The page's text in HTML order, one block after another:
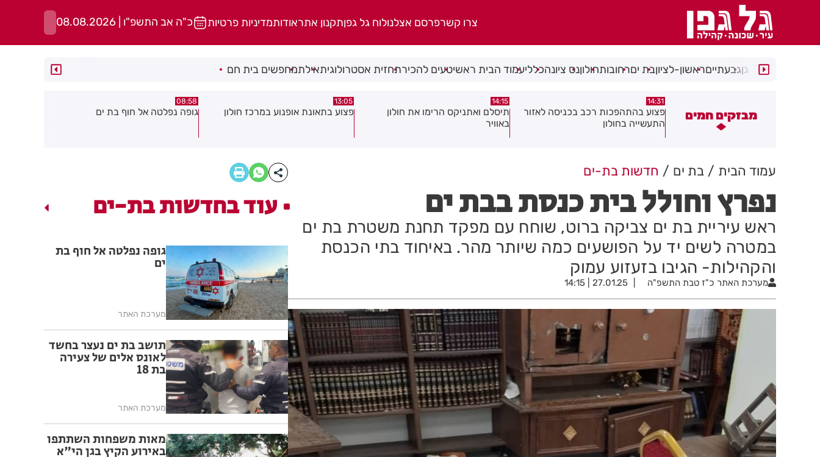
צרו קשרפרסם אצלנולוח גל גפןתקנון אתראודותמדיניות פרטיות כ"ה אב התשפ"ו | 08.08.2026
רמת גןגבעתייםראשון-לציוןבת יםרחובותחולוןנס ציונהכלליעמוד הבית ראשיטעים להכירתחזית אסטרולוגיתאילתמחפשים בית חם
מבזקים חמים
פצוע בהתהפכות רכב בכניסה לאזור
14:15
תיסלם ואתניקס הרימו את חולון
באוויר
13:05
פצוע בתאונת אופנוע במרכז חולון
08:58
גופה נפלטה אל חוף בת ים
08:29
חשד להצתה בשלושה מוקדים ברמת
עמוד הבית בת ים חדשות בת-ים
נפרץ וחולל בית כנסת בבת ים
ראש עיריית בת ים צביקה ברוט, שוחח עם מפקד תחנת משטרת בת ים
במטרה לשים יד על הפושעים כמה שיותר מהר. באיחוד בתי הכנסת
והקהילות- הגיבו בזעזוע עמוק
מערכת האתר כ"ז טבת התשפ"ה 27.01.25 | 14:15
עוד בחדשות בת-ים
גופה נפלטה אל חוף בת
ים
מערכת האתר
תושב בת ים נעצר בחשד
לאונס אלים של צעירה
בת 18
מערכת האתר
מאות משפחות השתתפו
באירוע הקיץ בגן הי"א